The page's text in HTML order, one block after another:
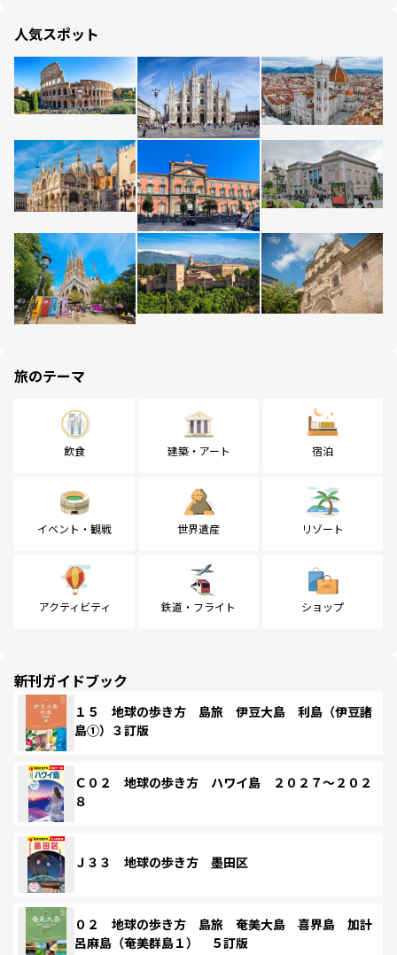
人気スポット
旅のテーマ
飲食 建築・アート 宿泊
イベント・観戦 世界遺産 リゾート
アクティビティ 鉄道・フライト ショップ
新刊ガイドブック
１５ 地球の歩き方 島旅 伊豆大島 利島（伊豆諸
島①）３訂版
Ｃ０２ 地球の歩き方 ハワイ島 ２０２７～２０２
８
Ｊ３３ 地球の歩き方 墨田区
０２ 地球の歩き方 島旅 奄美大島 喜界島 加計
呂麻島（奄美群島１） ５訂版